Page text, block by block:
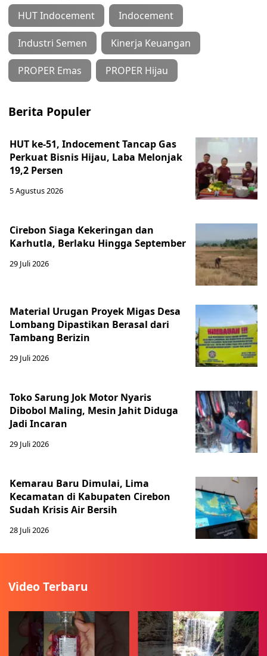
HUT Indocement Indocement
Industri Semen Kinerja Keuangan
PROPER Emas PROPER Hijau
Berita Populer
HUT ke-51, Indocement Tancap Gas
Perkuat Bisnis Hijau, Laba Melonjak
19,2 Persen
5 Agustus 2026
Cirebon Siaga Kekeringan dan
Karhutla, Berlaku Hingga September
29 Juli 2026
Material Urugan Proyek Migas Desa
Lombang Dipastikan Berasal dari
Tambang Berizin
29 Juli 2026
Toko Sarung Jok Motor Nyaris
Dibobol Maling, Mesin Jahit Diduga
Jadi Incaran
29 Juli 2026
Kemarau Baru Dimulai, Lima
Kecamatan di Kabupaten Cirebon
Sudah Krisis Air Bersih
28 Juli 2026
Video Terbaru